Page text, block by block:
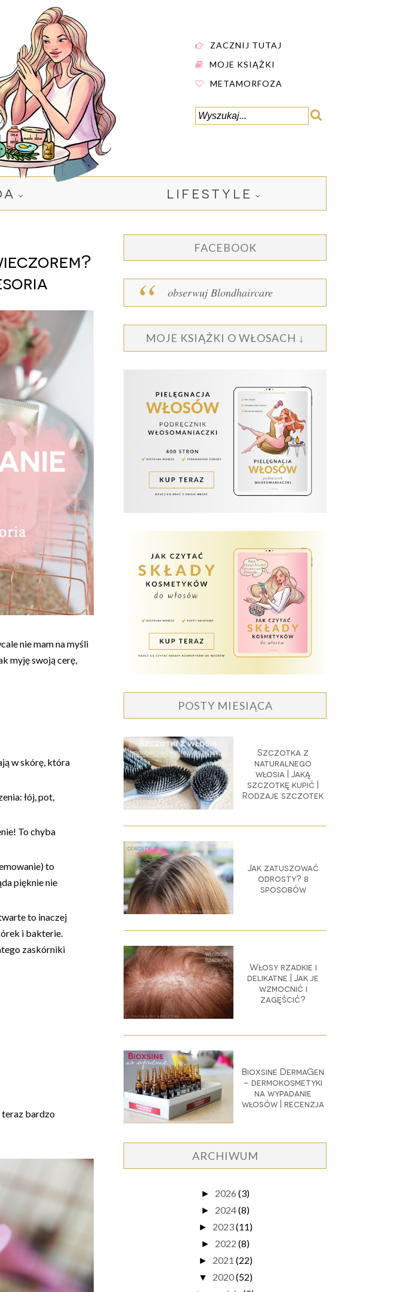
ZACZNIJ TUTAJ
MOJE KSIĄŻKI
METAMORFOZA
LIFESTYLE
nie mam na myśli
myję swoją cerę,
w skórę, która
łój, pot,
To chyba
to
pięknie nie
to inaczej
i bakterie.
zaskórniki
teraz bardzo
FACEBOOK
obserwuj Blondhaircare
MOJE KSIĄŻKI O WŁOSACH ↓
POSTY MIESIĄCA
Szczotka z
naturalnego
włosia | Jaką
szczotkę kupić |
Rodzaje szczotek
Jak zatuszować
odrosty? 8
sposobów
Włosy rzadkie i
delikatne | Jak je
wzmocnić i
zagęścić?
Bioxsine DermaGen
- dermokosmetyki
na wypadanie
włosów | recenzja
ARCHIWUM
► 2026 (3)
► 2024(8)
► 2023(11)
► 2022 (8)
► 2021 (22)
▼ 2020(52)